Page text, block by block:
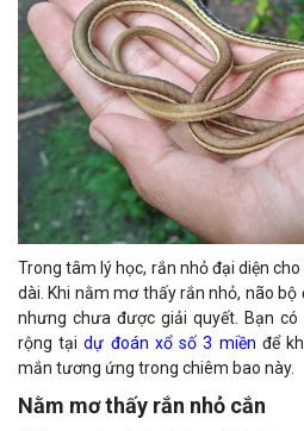
Trong tâm lý học, rắn nhỏ đại diện
dài. Khi nằm mơ thấy rắn nhỏ, não
nhưng chưa được giải quyết. Bạn
rộng tạidự đoán xổ số 3 miền để
mắn tương ứng trong chiêm bao này.
Nằm mơ thấy rắn nhỏ cắn